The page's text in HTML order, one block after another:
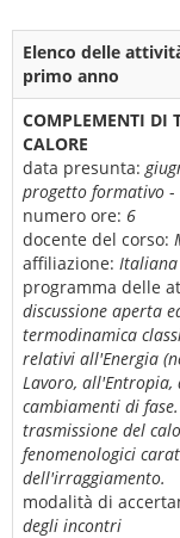
Elenco delle
primo anno
COMPLEMENTI DI
CALORE
data presunta:
progetto formativo -
numero ore: 6
docente del corso:
affiliazione: Italiana
programma delle
discussione aperta
termodinamica
relativi all'Energia
Lavoro, all'Entropia,
cambiamenti di
trasmissione del
fenomenologici
dell'irraggiamento.
modalità di
degli incontri